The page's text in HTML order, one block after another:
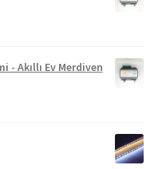
- Akıllı Ev Merdiven